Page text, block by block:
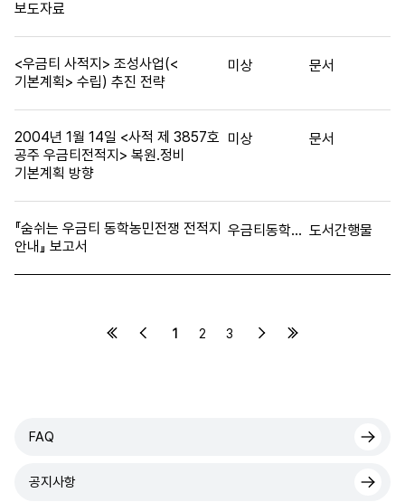
보도자료
<우금티 사적지> 조성사업(<
기본계획> 수립) 추진 전략
미상 문서
2004년 1월 14일 <사적 제 3857호
공주 우금티전적지> 복원.정비
기본계획 방향
미상 문서
『숨쉬는 우금티 동학농민전쟁 전적지
안내』 보고서
우금티동학농민전쟁100주년기념사업회 도서간행물
1 2 3
FAQ
공지사항